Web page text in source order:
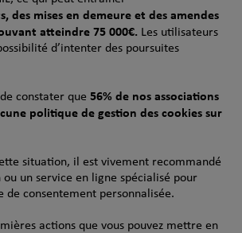
des mises en demeure et des amendes
atteindre 75 000€. Les utilisateurs
d’intenter des poursuites
constater que 56% de nos associations
politique de gestion des cookies sur
situation, il est vivement recommandé
un service en ligne spécialisé pour
de consentement personnalisée.
actions que vous pouvez mettre en